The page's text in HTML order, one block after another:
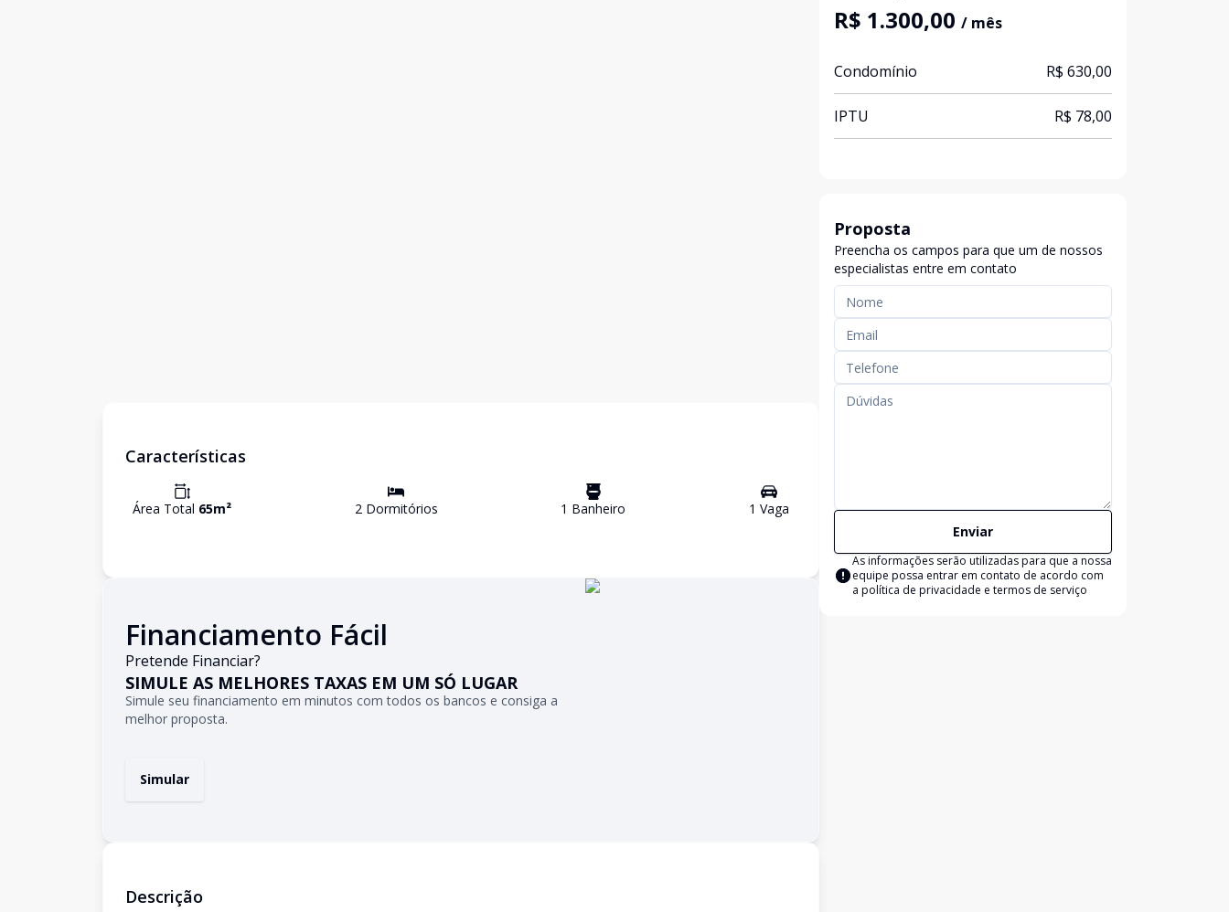
Características
Área Total 65m² 2Dormitórios 1 Banheiro 1 Vaga
Financiamento Fácil
Pretende Financiar?
SIMULE AS MELHORES TAXAS EM UM SÓ LUGAR
Simule seu financiamento em minutos com todos os bancos e consiga a
melhor proposta.
Simular
Descrição
R$ 1.300,00 / mês
Condomínio R$ 630,00
IPTU R$ 78,00
Proposta
Preencha os campos para que um de nossos
especialistas entre em contato
Enviar
As informações serão utilizadas para que a nossa
equipe possa entrar em contato de acordo com
a política de privacidade e termos de serviço